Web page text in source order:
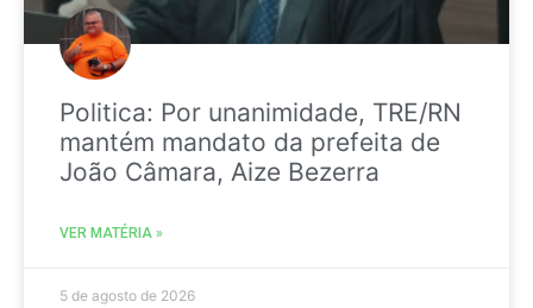
Politica: Por unanimidade, TRE/RN
mantém mandato da prefeita de
João Câmara, Aize Bezerra
VER MATÉRIA »
5 de agosto de 2026